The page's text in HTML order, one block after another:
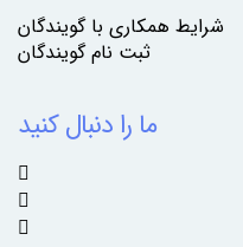
شرایط همکاری با گویندگان
ثبت نام گویندگان
ما را دنبال کنید